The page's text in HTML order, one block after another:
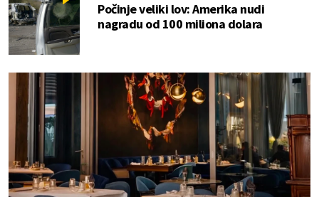
Počinje veliki lov: Amerika nudi
nagradu od 100 miliona dolara